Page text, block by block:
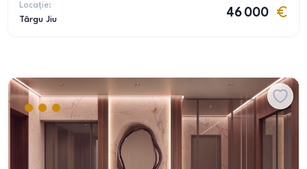
Locație:
Târgu Jiu
46 000